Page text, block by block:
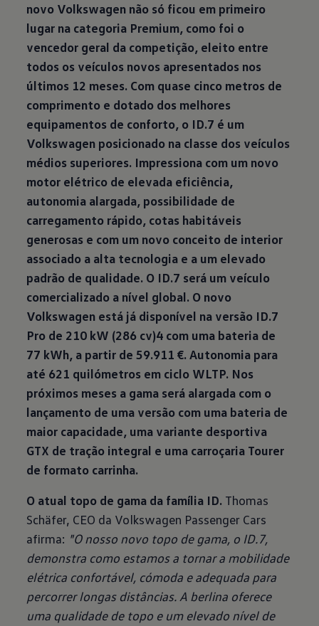
novo Volkswagen não só ficou em primeiro
lugar na categoria Premium, como foi o
vencedor geral da competição, eleito entre
todos os veículos novos apresentados nos
últimos 12 meses. Com quase cinco metros de
comprimento e dotado dos melhores
equipamentos de conforto, o ID.7 é um
Volkswagen posicionado na classe dos veículos
médios superiores. Impressiona com um novo
motor elétrico de elevada eficiência,
autonomia alargada, possibilidade de
carregamento rápido, cotas habitáveis
generosas e com um novo conceito de interior
associado a alta tecnologia e a um elevado
padrão de qualidade. O ID.7 será um veículo
comercializado a nível global. O novo
Volkswagen está já disponível na versão ID.7
Pro de 210 kW (286 cv)4 com uma bateria de
77 kWh, a partir de 59.911 €. Autonomia para
até 621 quilómetros em ciclo WLTP. Nos
próximos meses a gama será alargada com o
lançamento de uma versão com uma bateria de
maior capacidade, uma variante desportiva
GTX de tração integral e uma carroçaria Tourer
de formato carrinha.
O atual topo de gama da família ID. Thomas
Schäfer, CEO da Volkswagen Passenger Cars
afirma: "O nosso novo topo de gama, o ID.7,
demonstra como estamos a tornar a mobilidade
elétrica confortável, cómoda e adequada para
percorrer longas distâncias. A berlina oferece
uma qualidade de topo e um elevado nível de